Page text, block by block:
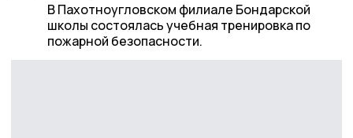
В Пахотноугловском филиале Бондарской
школы состоялась учебная тренировка по
пожарной безопасности.